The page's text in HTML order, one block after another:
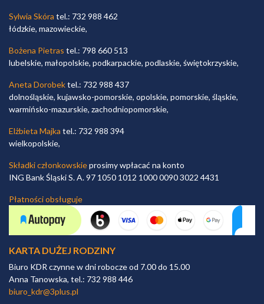
Sylwia Skóra tel.: 732 988 462
łódzkie, mazowieckie,
Bożena Pietras tel.: 798 660 513
lubelskie, małopolskie, podkarpackie, podlaskie, świętokrzyskie,
Aneta Dorobektel.: 732 988 437
dolnośląskie, kujawsko-pomorskie, opolskie, pomorskie, śląskie,
warmińsko-mazurskie, zachodniopomorskie,
Elżbieta Majka tel.: 732 988 394
wielkopolskie,
Składki członkowskieprosimy wpłacać na konto
ING Bank Śląski S. A. 97 1050 1012 1000 0090 3022 4431
Płatności obsługuje
KARTA DUŻEJ RODZINY
Biuro KDR czynne w dni robocze od 7.00 do 15.00
Anna Tanowska, tel.: 732 988 446
biuro_kdr@3plus.pl